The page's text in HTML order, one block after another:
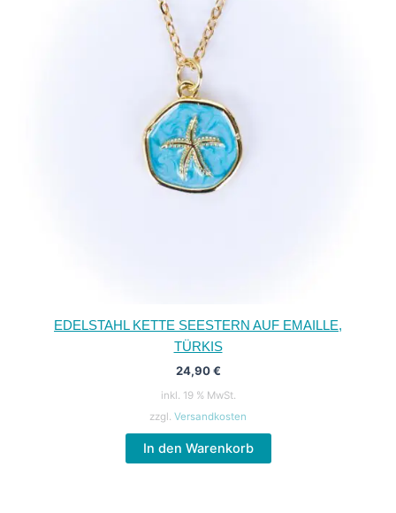
EDELSTAHL KETTE SEESTERN AUF EMAILLE,
TÜRKIS
24,90€
inkl. 19 % MwSt.
zzgl. Versandkosten
In den Warenkorb